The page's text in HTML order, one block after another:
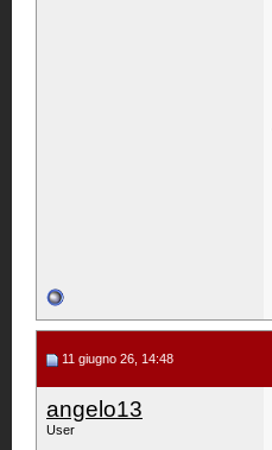
11 giugno 26, 14:48
angelo13
User